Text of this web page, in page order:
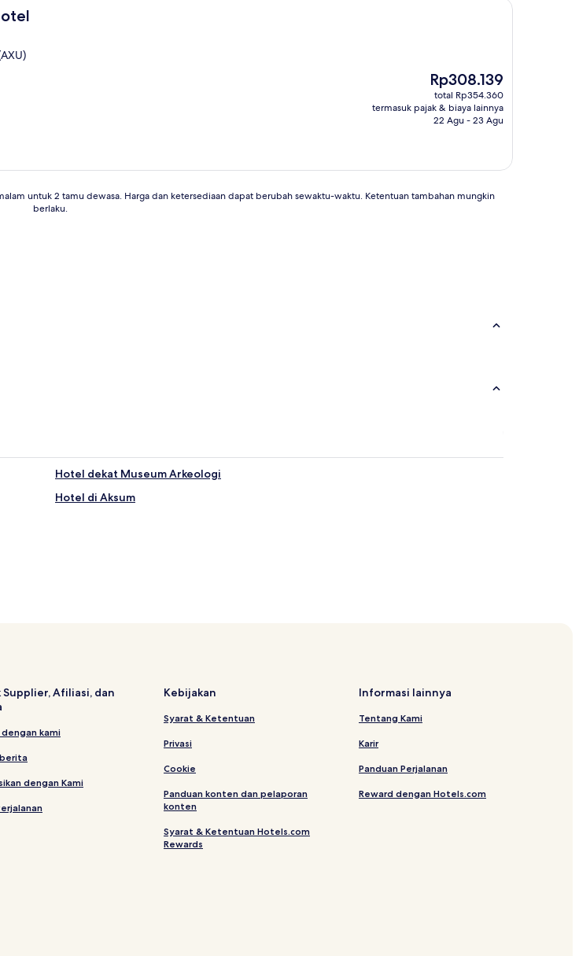
Harga
sekarang
Rp308.139
Rp308.139
total Rp354.360
termasuk pajak & biaya lainnya
22 Agu - 23 Agu
untuk 2 tamu dewasa. Harga dan ketersediaan dapat berubah sewaktu-waktu. Ketentuan tambahan mungkin
berlaku.
Hotel dekat Museum Arkeologi
Hotel di Aksum
Supplier, Afiliasi, dan
kami
dengan Kami
Kebijakan
Syarat & Ketentuan
Privasi
Cookie
Panduan konten dan pelaporan
konten
Syarat & Ketentuan Hotels.com
Rewards
Informasi lainnya
Tentang Kami
Karir
Panduan Perjalanan
Reward dengan Hotels.com